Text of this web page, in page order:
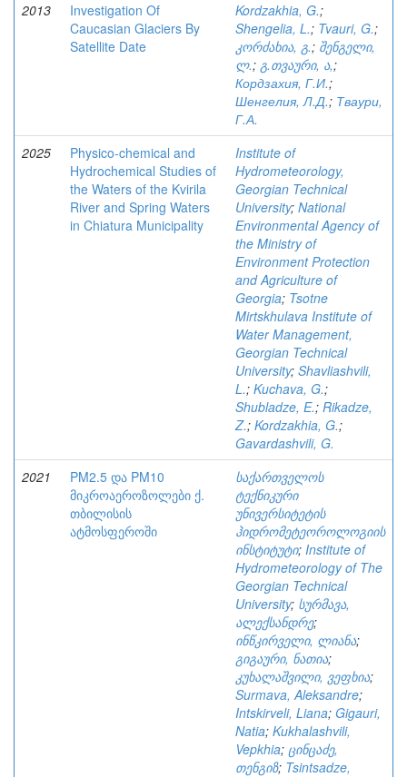
2013
Investigation Of
Caucasian Glaciers By
Satellite Date
Kordzakhia, G.;
Shengelia, L.; Tvauri, G.;
კორძახია, გ.; შენგელი,
ლ.; გ.თვაური, ა,;
Кордзахия, Г.И.;
Шенгелия, Л.Д.; Тваури,
Г.А.
2025
Physico-chemical and
Hydrochemical Studies of
the Waters of the Kvirila
River and Spring Waters
in Chiatura Municipality
Institute of
Hydrometeorology,
Georgian Technical
University; National
Environmental Agency of
the Ministry of
Environment Protection
and Agriculture of
Georgia; Tsotne
Mirtskhulava Institute of
Water Management,
Georgian Technical
University; Shavliashvili,
L.; Kuchava, G.;
Shubladze, E.; Rikadze,
Z.; Kordzakhia, G.;
Gavardashvili, G.
2021
PM2.5 და PM10
მიკროაეროზოლები ქ.
თბილისის
ატმოსფეროში
საქართველოს
ტექნიკური
უნივერსიტეტის
ჰიდრომეტეოროლოგიის
ინსტიტუტი; Institute of
Hydrometeorology of The
Georgian Technical
University; სურმავა,
ალექსანდრე;
ინწკირველი, ლიანა;
გიგაური, ნათია;
კუხალაშვილი, ვეფხია;
Surmava, Aleksandre;
Intskirveli, Liana; Gigauri,
Natia; Kukhalashvili,
Vepkhia; ცინცაძე,
თენგიზ; Tsintsadze,